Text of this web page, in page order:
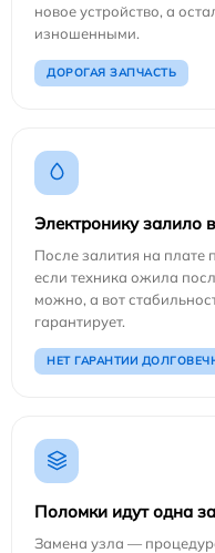
новое устройство, а
изношенными.
ДОРОГАЯ ЗАПЧАСТЬ
Электронику залило
После залития на
если техника ожила
можно, а вот
гарантирует.
НЕТ ГАРАНТИИ
Поломки идут одна
Замена узла —